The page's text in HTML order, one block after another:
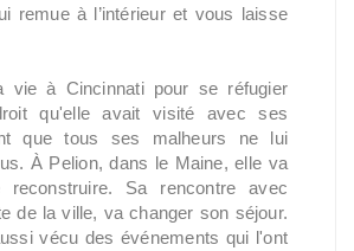
remue à l’intérieur et vous laisse
vie à Cincinnati pour se réfugier
qu'elle avait visité avec ses
que tous ses malheurs ne lui
À Pelion, dans le Maine, elle va
Sa rencontre avec
de la ville, va changer son séjour.
vécu des événements qui l'ont